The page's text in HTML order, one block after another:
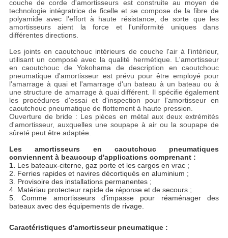
couche de corde d'amortisseurs est construite au moyen de
technologie intégratrice de ficelle et se compose de la fibre de
polyamide avec l'effort à haute résistance, de sorte que les
amortisseurs aient la force et l'uniformité uniques dans
différentes directions.
Les joints en caoutchouc intérieurs de couche l'air à l'intérieur,
utilisant un composé avec la qualité hermétique. L'amortisseur
en caoutchouc de Yokohama de description en caoutchouc
pneumatique d'amortisseur est prévu pour être employé pour
l'amarrage à quai et l'amarrage d'un bateau à un bateau ou à
une structure de amarrage à quai différent. Il spécifie également
les procédures d'essai et d'inspection pour l'amortisseur en
caoutchouc pneumatique de flottement à haute pression.
Ouverture de bride : Les pièces en métal aux deux extrémités
d'amortisseur, auxquelles une soupape à air ou la soupape de
sûreté peut être adaptée.
Les amortisseurs en caoutchouc pneumatiques
conviennent à beaucoup d'applications comprenant :
1. Les bateaux-citerne, gaz porte et les cargos en vrac ;
2. Ferries rapides et navires décortiqués en aluminium ;
3. Provisoire des installations permanentes ;
4. Matériau protecteur rapide de réponse et de secours ;
5. Comme amortisseurs d'impasse pour réaménager des
bateaux avec des équipements de rivage.
Caractéristiques d'amortisseur pneumatique :